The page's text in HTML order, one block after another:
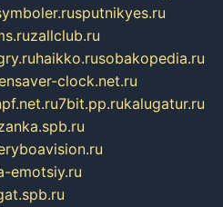
sputnikyes.ru
zallclub.ru
haikko.rusobakopedia.ru
clock.net.ru
7bit.pp.rukalugatur.ru
emotsiy.ru